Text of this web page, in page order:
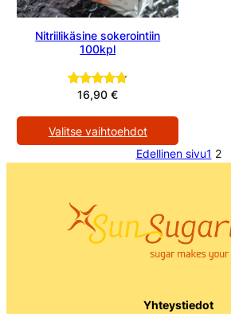
Nitriilikäsine sokerointiin
100kpl
Arvio4.76
perustuen
41
asiakkaan
16,90€
Valitse vaihtoehdot
Edellinen sivu1 2
Yhteystiedot